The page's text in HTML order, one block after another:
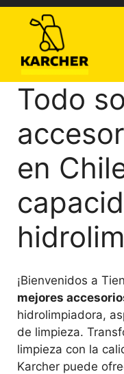
Saltar
contenido
Todo
en
¡Bienvenidos a
mejores
hidrolimpiadora,
de limpieza.
limpieza con la
Karcher puede